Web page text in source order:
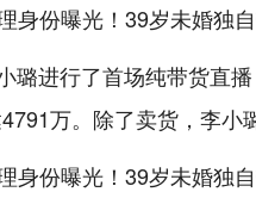
璐进行了首场纯带货直
万。除了卖货，李小